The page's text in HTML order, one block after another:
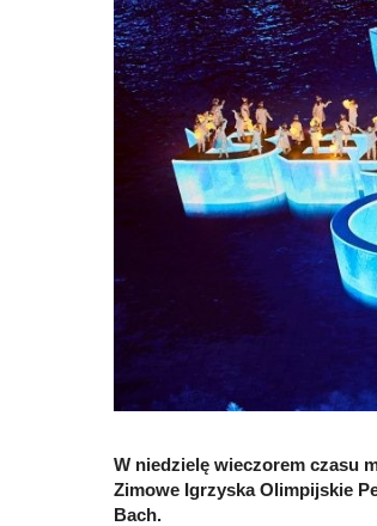
W niedzielę wieczorem czasu
Zimowe Igrzyska Olimpijskie
Bach.